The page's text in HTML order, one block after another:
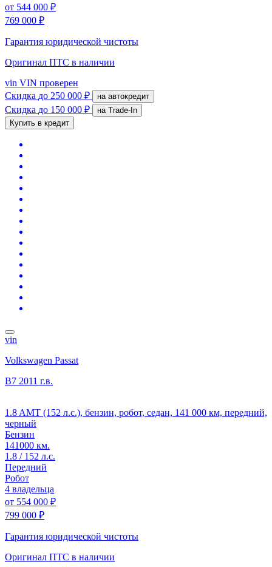
от 544 000 ₽
769 000 ₽
Гарантия юридической чистоты
Оригинал ПТС в наличии
vin VIN проверен
Скидка до 250 000 ₽ на автокредит
Скидка до 150 000 ₽
на Trade-In
Купить в кредит
vin
Volkswagen Passat
B7 2011 г.в.
1.8 AMT (152 л.с.), бензин, робот, седан, 141 000 км, передний,
черный
Бензин
141000 км.
1.8 / 152 л.с.
Передний
Робот
4 владельца
от 554 000 ₽
799 000 ₽
Гарантия юридической чистоты
Оригинал ПТС в наличии